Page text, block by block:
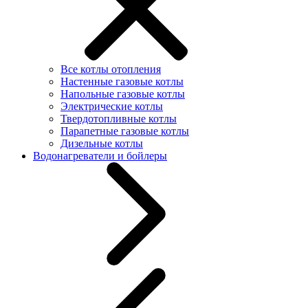
Все котлы отопления
Настенные газовые котлы
Напольные газовые котлы
Электрические котлы
Твердотопливные котлы
Парапетные газовые котлы
Дизельные котлы
Водонагреватели и бойлеры